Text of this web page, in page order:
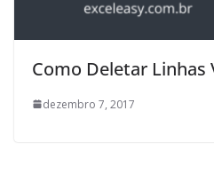
Como Deletar Linhas
dezembro 7, 2017